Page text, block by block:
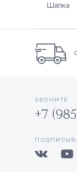
Шапка
ЗВОНИТЕ
+7